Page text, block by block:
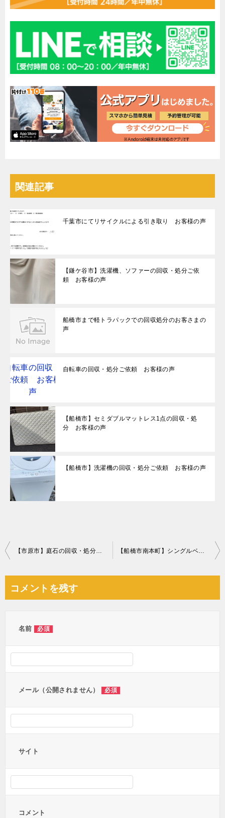
関連記事
千葉市にてリサイクルによる引き取り お客様の声
【鎌ケ谷市】洗濯機、ソファーの回収・処分ご依
頼 お客様の声
船橋市まで軽トラパックでの回収処分のお客さまの
声
自転車の回収・処分ご依頼 お客様の声
【船橋市】セミダブルマットレス1点の回収・処
分 お客様の声
【船橋市】洗濯機の回収・処分ご依頼 お客様の声
投
ビ
【市原市】庭石の回収・処分と移動ご依頼 お客様の声 【船橋市南本町】シングルベッド（マットレス付）の回収・処分ご依頼
コメントを残す
名前 必須
メール（公開されません） 必須
サイト
コメント